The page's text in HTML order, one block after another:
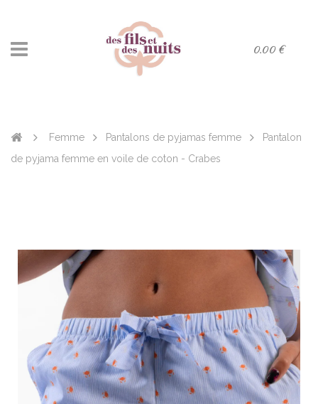
0.00 €
Femme Pantalons de pyjamas femme
Pantalon
de pyjama femme en voile de coton - Crabes